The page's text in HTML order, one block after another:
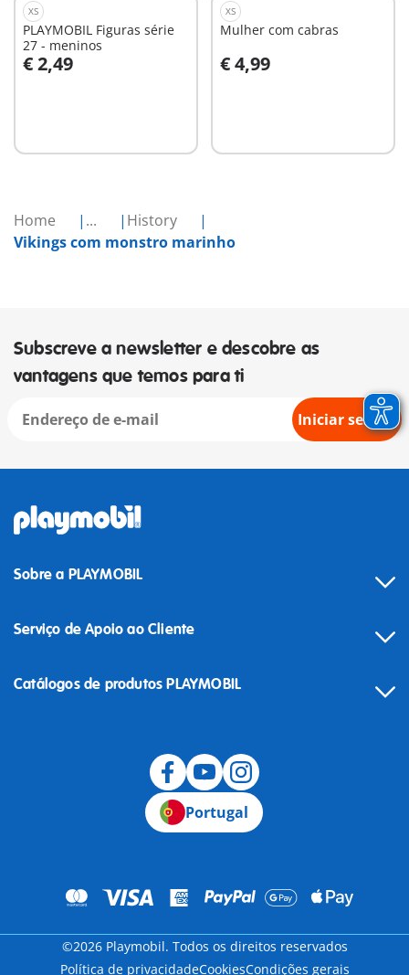
Home ...
History
Vikings com monstro marinho
XS
PLAYMOBIL Figuras série
27 - meninos
€ 2,49
Ao carrinho
XS
Mulher com cabras
€ 4,99
Ao carrinho
Subscreve a newsletter e descobre as
vantagens que temos para ti
Iniciar sessão
Sobre a PLAYMOBIL
Serviço de Apoio ao Cliente
Catálogos de produtos PLAYMOBIL
Portugal
©2026 Playmobil. Todos os direitos reservados
Política de privacidadeCookiesCondições gerais